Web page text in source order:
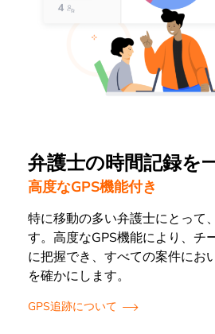
弁護士の時間記録を
高度なGPS機能付き
特に移動の多い弁護士にとって
す。高度なGPS機能により、チ
に把握でき、すべての案件にお
を確かにします。
GPS追跡について